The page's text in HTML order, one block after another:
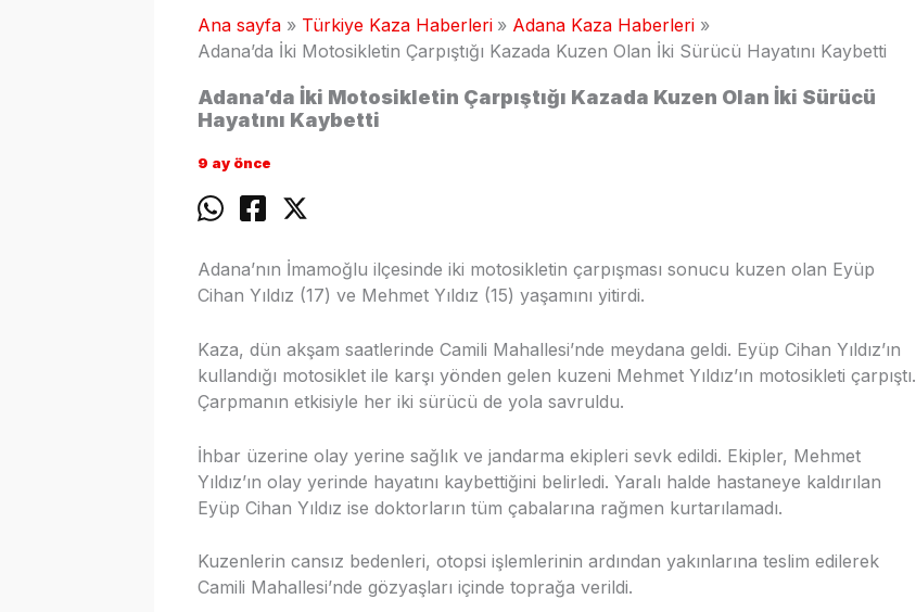
Ana sayfa Türkiye Kaza Haberleri
Adana Kaza Haberleri
Adana’da İki Motosikletin Çarpıştığı Kazada Kuzen Olan İki Sürücü Hayatını Kaybetti
Adana’da İki Motosikletin Çarpıştığı Kazada Kuzen Olan İki Sürücü
Hayatını Kaybetti
9 ay önce
Adana’nın İmamoğlu ilçesinde iki motosikletin çarpışması sonucu kuzen olan Eyüp
Cihan Yıldız (17) ve Mehmet Yıldız (15) yaşamını yitirdi.
Kaza, dün akşam saatlerinde Camili Mahallesi’nde meydana geldi. Eyüp Cihan Yıldız’ın
kullandığı motosiklet ile karşı yönden gelen kuzeni Mehmet Yıldız’ın motosikleti çarpıştı.
Çarpmanın etkisiyle her iki sürücü de yola savruldu.
İhbar üzerine olay yerine sağlık ve jandarma ekipleri sevk edildi. Ekipler, Mehmet
Yıldız’ın olay yerinde hayatını kaybettiğini belirledi. Yaralı halde hastaneye kaldırılan
Eyüp Cihan Yıldız ise doktorların tüm çabalarına rağmen kurtarılamadı.
Kuzenlerin cansız bedenleri, otopsi işlemlerinin ardından yakınlarına teslim edilerek
Camili Mahallesi’nde gözyaşları içinde toprağa verildi.